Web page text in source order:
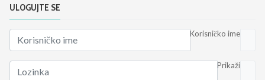
ULOGUJTE SE
Korisničko ime
Prikaži